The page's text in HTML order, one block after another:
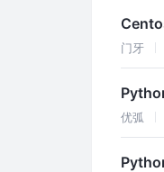
门牙
优弧